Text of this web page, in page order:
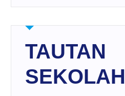
TAUTAN
SEKOLAH